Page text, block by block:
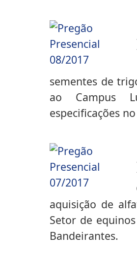
sementes de
ao Campus
especificações
aquisição de
Setor de
Bandeirantes.